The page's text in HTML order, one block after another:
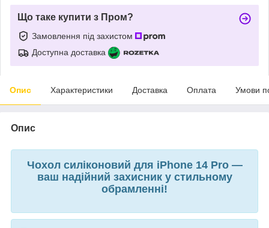
Що таке купити з Пром?
Замовлення під захистом
Доступна доставка
Опис Характеристики Доставка Оплата Умови
Опис
Чохол силіконовий для iPhone 14 Pro —
ваш надійний захисник у стильному
обрамленні!